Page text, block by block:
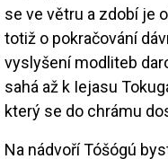
se ve větru a zdobí je
totiž o pokračování
vyslyšení modliteb
sahá až k Iejasu
který se do chrámu
Na nádvoří Tóšógú